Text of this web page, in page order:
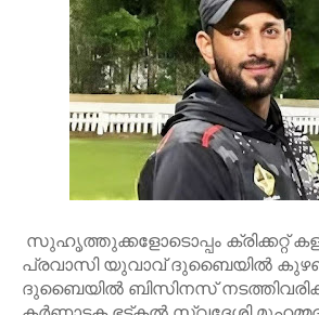
സുഹൃത്തുക്കളോടൊപ്പം ക്രിക്കറ്റ്
പ്രവാസി യുവാവ് ദുബൈയില്‍
ദുബൈയില്‍ ബിസിനസ്